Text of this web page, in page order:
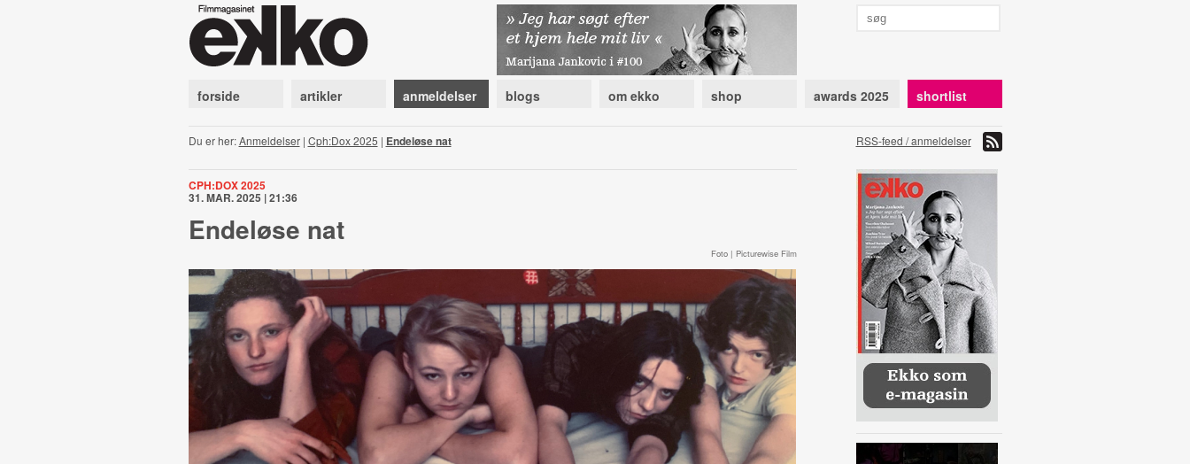
forside artikler anmeldelser blogs om ekko shop awards 2025 shortlist
Du er her:Anmeldelser| Cph:Dox 2025 | Endeløse nat RSS-feed / anmeldelser
CPH:DOX 2025
31. MAR. 2025 | 21:36
Endeløse nat
Foto | Picturewise Film